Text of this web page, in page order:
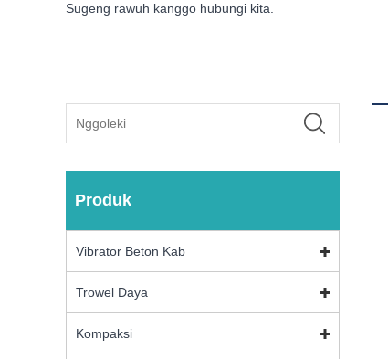
Sugeng rawuh kanggo hubungi kita.
Produk
Vibrator Beton Kab
Trowel Daya
Kompaksi